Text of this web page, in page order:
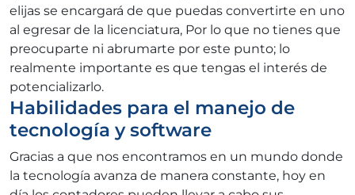
elijas se encargará de que puedas convertirte en uno
al egresar de la licenciatura, Por lo que no tienes que
preocuparte ni abrumarte por este punto; lo
realmente importante es que tengas el interés de
potencializarlo.
Habilidades para el manejo de
tecnología y software
Gracias a que nos encontramos en un mundo donde
la tecnología avanza de manera constante, hoy en